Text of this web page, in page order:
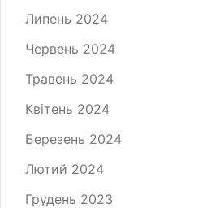
Липень 2024
Червень 2024
Травень 2024
Квітень 2024
Березень 2024
Лютий 2024
Грудень 2023